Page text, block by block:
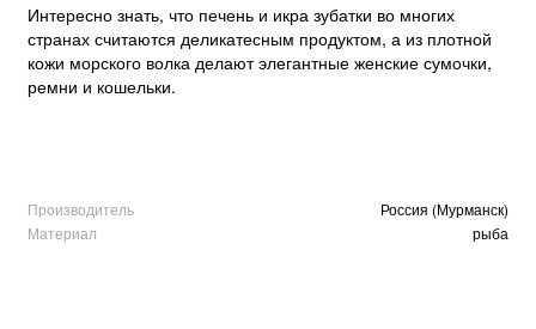
Интересно знать, что печень и икра зубатки во многих
странах считаются деликатесным продуктом, а из плотной
кожи морского волка делают элегантные женские сумочки,
ремни и кошельки.
Производитель
Россия (Мурманск)
Материал
рыба